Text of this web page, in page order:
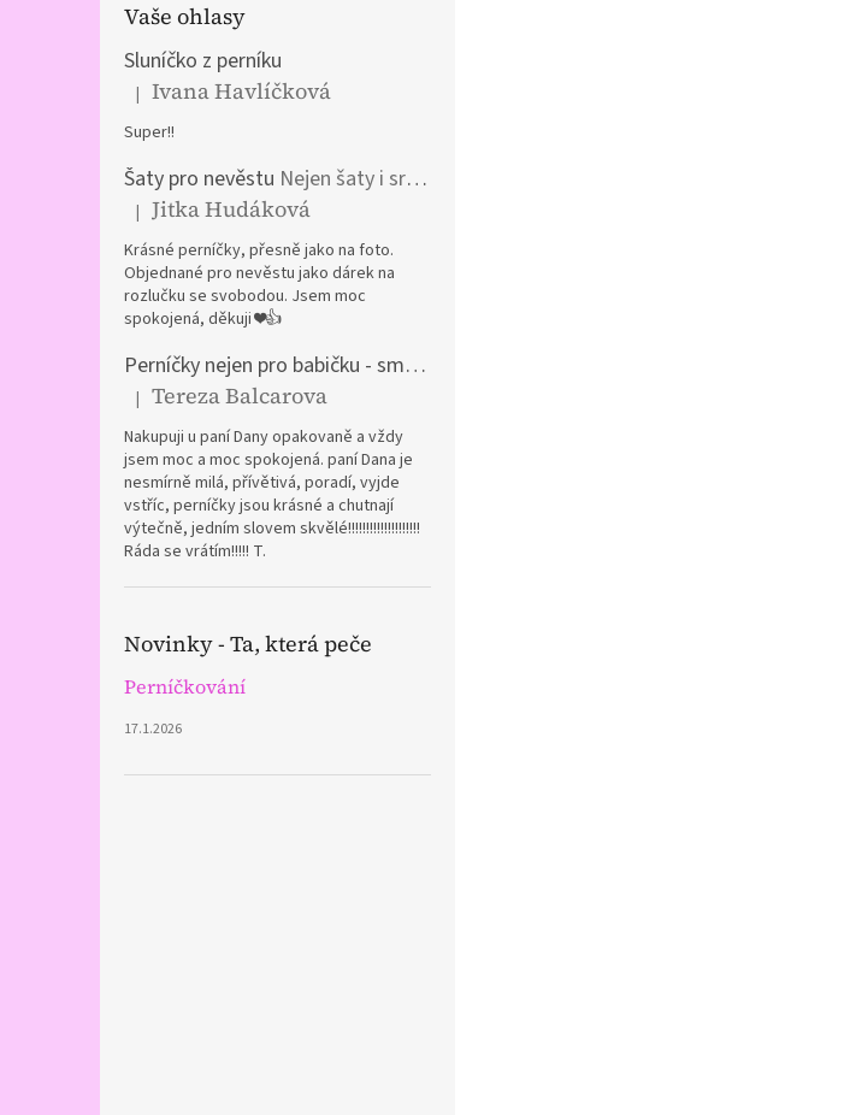
Vaše ohlasy
Sluníčko z perníku
Hodnocení produktu je 5 z 5 hvězdiček.
| Ivana Havlíčková
Super!!
Šaty pro nevěstu Nejen šaty i srdíčka a kočár z perníku
Hodnocení produktu je 5 z 5 hvězdiček.
| Jitka Hudáková
Krásné perníčky, přesně jako na foto.
Objednané pro nevěstu jako dárek na
rozlučku se svobodou. Jsem moc
spokojená, děkuji ❤️👍
Perníčky nejen pro babičku - směs plněných perníčků
Hodnocení produktu je 5 z 5 hvězdiček.
| Tereza Balcarova
Nakupuji u paní Dany opakovaně a vždy
jsem moc a moc spokojená. paní Dana je
nesmírně milá, přívětivá, poradí, vyjde
vstříc, perníčky jsou krásné a chutnají
výtečně, jedním slovem skvělé!!!!!!!!!!!!!!!!!!!!
Ráda se vrátím!!!!! T.
Novinky - Ta, která peče
Perníčkování
17.1.2026